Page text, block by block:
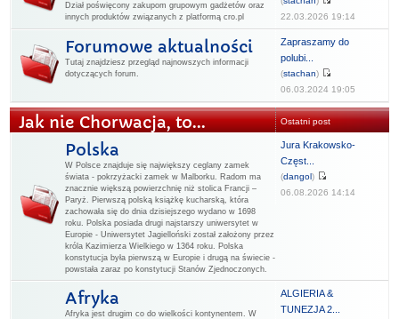
Dział poświęcony zakupom grupowym gadżetów oraz
innych produktów związanych z platformą cro.pl
22.03.2026 19:14
Forumowe aktualności
Tutaj znajdziesz przegląd najnowszych informacji
dotyczących forum.
Zapraszamy do
polubi...
(stachan)
06.03.2024 19:05
Jak nie Chorwacja, to... Ostatni post
Polska
W Polsce znajduje się największy ceglany zamek
świata - pokrzyżacki zamek w Malborku. Radom ma
znacznie większą powierzchnię niż stolica Francji –
Paryż. Pierwszą polską książkę kucharską, która
zachowała się do dnia dzisiejszego wydano w 1698
roku. Polska posiada drugi najstarszy uniwersytet w
Europie - Uniwersytet Jagielloński został założony przez
króla Kazimierza Wielkiego w 1364 roku. Polska
konstytucja była pierwszą w Europie i drugą na świecie -
powstała zaraz po konstytucji Stanów Zjednoczonych.
Jura Krakowsko-
Częst...
(dangol)
06.08.2026 14:14
Afryka
Afryka jest drugim co do wielkości kontynentem. W
ALGIERIA &
TUNEZJA 2...